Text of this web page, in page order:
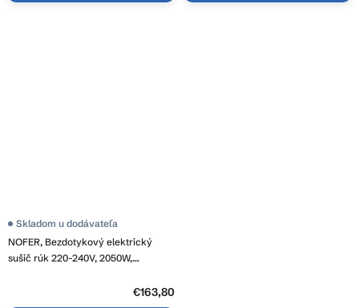
NOFER, Bezdotykový elektrický
sušič rúk 220-240V, 2050W,
Skladom u dodávateľa
€163,80